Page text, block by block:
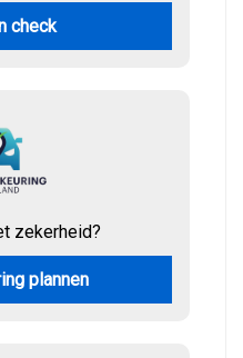
check
zekerheid?
plannen